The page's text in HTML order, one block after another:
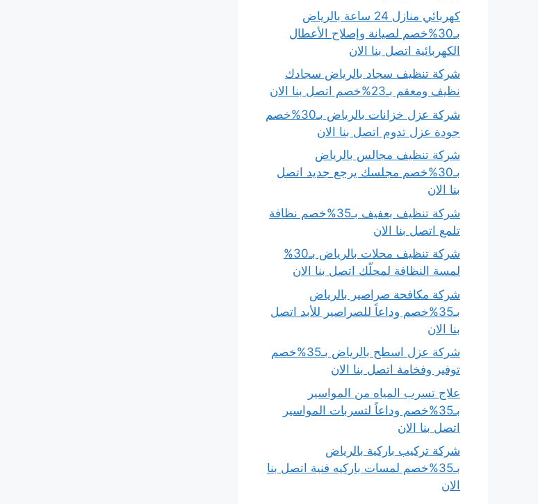
كهربائي منازل 24 ساعة بالرياض
بـ30%خصم لصيانة وإصلاح الأعطال
الكهربائية اتصل بنا الان
شركة تنظيف سجاد بالرياض سجادك
نظيف ومعقم بـ23%خصم اتصل بنا الان
شركة عزل خزانات بالرياض بـ30%خصم
جودة عزل تدوم اتصل بنا الان
شركة تنظيف مجالس بالرياض
بـ30%خصم مجلسك يرجع جديد اتصل
بنا الان
شركة تنظيف بعفيف بـ35%خصم نظافة
تلمع اتصل بنا الان
شركة تنظيف محلات بالرياض بـ30%
لمسة النظافة لمحلّك اتصل بنا الان
شركة مكافحة صراصير بالرياض
بـ35%خصم وداعاً للصراصير للأبد اتصل
بنا الان
شركة عزل اسطح بالرياض بـ35%خصم
توفير وفخامة اتصل بنا الان
علاج تسرب المياه من المواسير
بـ35%خصم وداعاً لتسربات المواسير
اتصل بنا الان
شركة تركيب باركية بالرياض
بـ35%خصم لمسات باركيه فنية اتصل بنا
الان